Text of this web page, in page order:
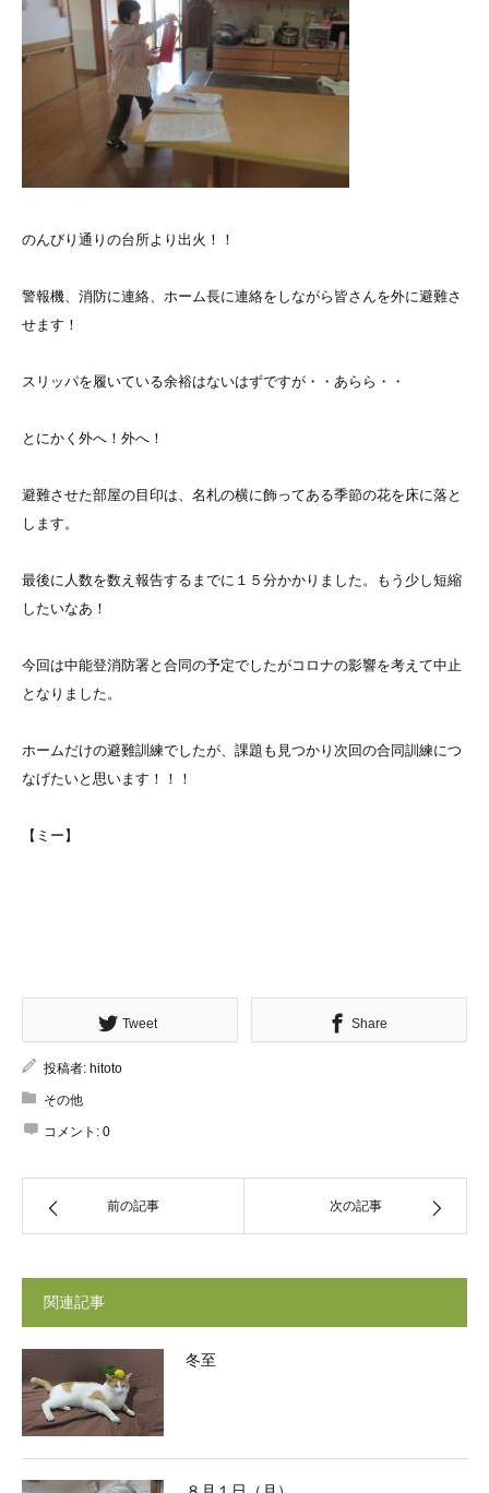
のんびり通りの台所より出火！！
警報機、消防に連絡、ホーム長に連絡をしながら皆さんを外に避難さ
せます！
スリッパを履いている余裕はないはずですが・・あらら・・
とにかく外へ！外へ！
避難させた部屋の目印は、名札の横に飾ってある季節の花を床に落と
します。
最後に人数を数え報告するまでに１５分かかりました。もう少し短縮
したいなあ！
今回は中能登消防署と合同の予定でしたがコロナの影響を考えて中止
となりました。
ホームだけの避難訓練でしたが、課題も見つかり次回の合同訓練につ
なげたいと思います！！！
【ミー】
Tweet Share
投稿者: hitoto
その他
コメント: 0
前の記事 次の記事
関連記事
冬至